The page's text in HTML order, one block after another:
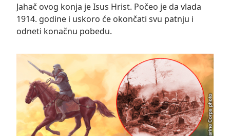
Jahač ovog konja je Isus Hrist. Počeo je da vlada
1914. godine i uskoro će okončati svu patnju i
odneti konačnu pobedu.